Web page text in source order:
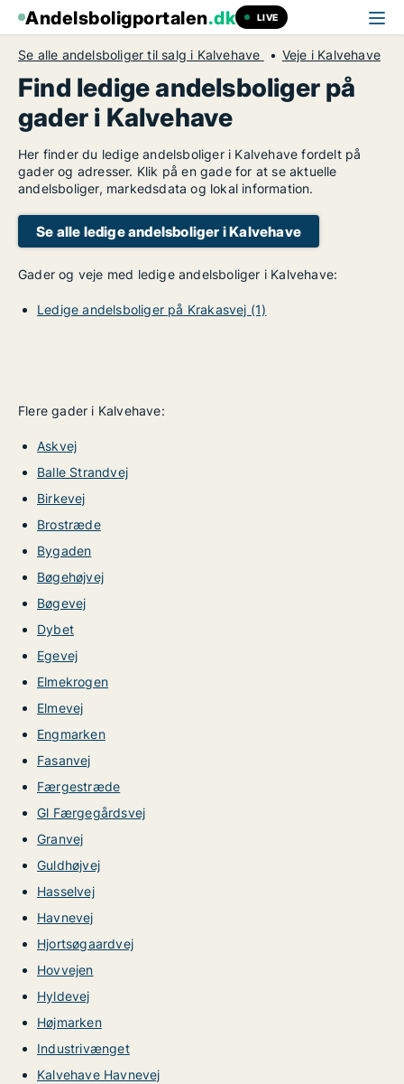
Andelsboligportalen.dk LIVE
Se alle andelsboliger til salg i Kalvehave Veje i Kalvehave
Find ledige andelsboliger på
gader i Kalvehave
Her finder du ledige andelsboliger i Kalvehave fordelt på
gader og adresser. Klik på en gade for at se aktuelle
andelsboliger, markedsdata og lokal information.
Se alle ledige andelsboliger i Kalvehave
Gader og veje med ledige andelsboliger i Kalvehave:
Ledige andelsboliger på Krakasvej (1)
Flere gader i Kalvehave:
Askvej
Balle Strandvej
Birkevej
Brostræde
Bygaden
Bøgehøjvej
Bøgevej
Dybet
Egevej
Elmekrogen
Elmevej
Engmarken
Fasanvej
Færgestræde
Gl Færgegårdsvej
Granvej
Guldhøjvej
Hasselvej
Havnevej
Hjortsøgaardvej
Hovvejen
Hyldevej
Højmarken
Industrivænget
Kalvehave Havnevej